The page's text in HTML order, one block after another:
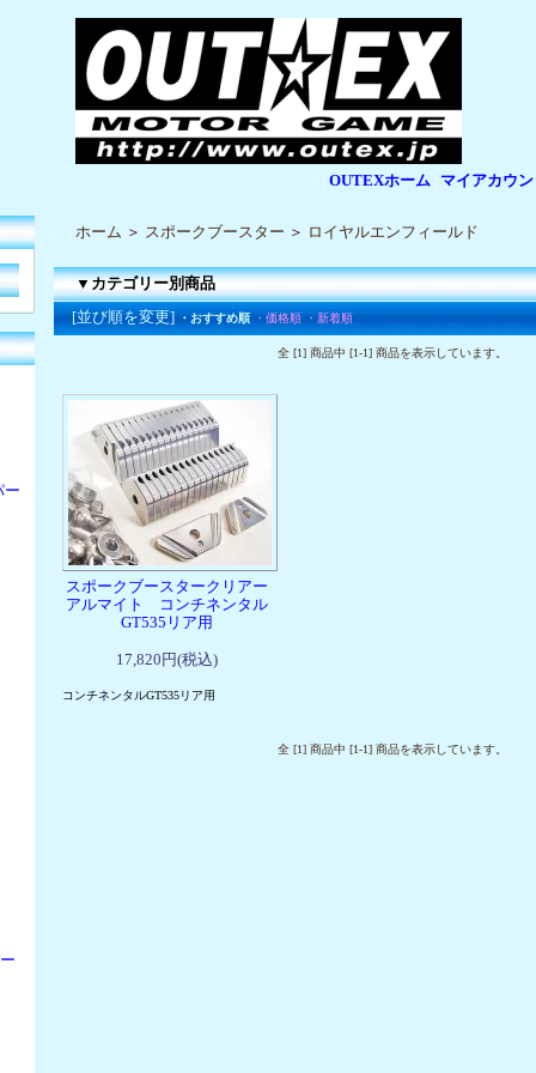
OUTEXホーム マイアカウ
ー
ホーム ＞ スポークブースター ＞ ロイヤルエンフィールド
▼カテゴリー別商品
[並び順を変更]
・おすすめ順 ・価格順 ・新着順
全 [1] 商品中 [1-1] 商品を表示しています。
スポークブースタークリアー
アルマイト コンチネンタル
GT535リア用
17,820円(税込)
コンチネンタルGT535リア用
全 [1] 商品中 [1-1] 商品を表示しています。